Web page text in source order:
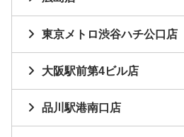
東京メトロ渋谷ハチ公口店
大阪駅前第4ビル店
品川駅港南口店